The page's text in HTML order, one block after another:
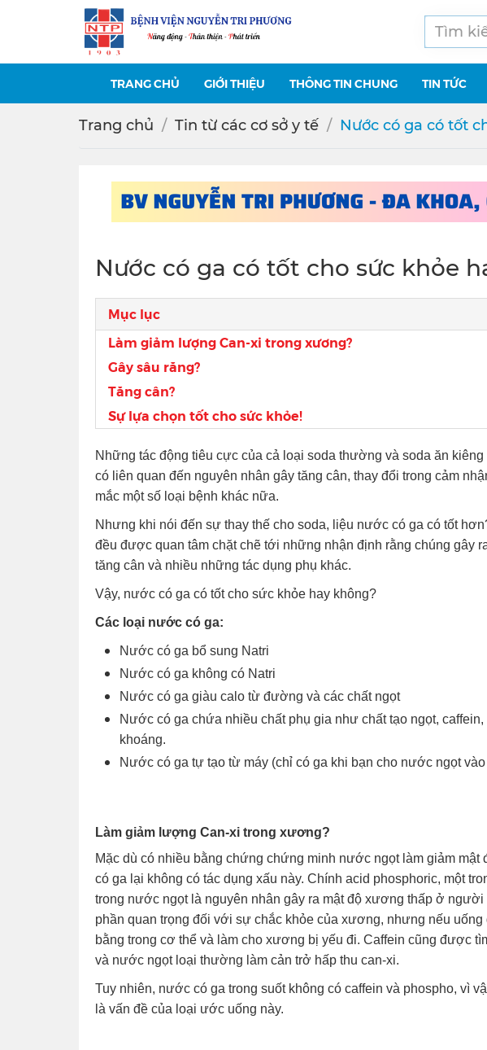
TRANG CHỦ GIỚI THIỆU THÔNG TIN CHUNG TIN TỨC
Trang chủ Tin từ các cơ sở y tế Nước có ga có tốt
Nước có ga có tốt cho sức khỏe
Mục lục
Làm giảm lượng Can-xi trong xương?
Gây sâu răng?
Tăng cân?
Sự lựa chọn tốt cho sức khỏe!
Những tác động tiêu cực của cả loại soda thường và soda ăn
có liên quan đến nguyên nhân gây tăng cân, thay đổi trong cảm
mắc một số loại bệnh khác nữa.
Nhưng khi nói đến sự thay thế cho soda, liệu nước có ga có tốt
đều được quan tâm chặt chẽ tới những nhận định rằng chúng gây
tăng cân và nhiều những tác dụng phụ khác.
Vậy, nước có ga có tốt cho sức khỏe hay không?
Các loại nước có ga:
Nước có ga bổ sung Natri
Nước có ga không có Natri
Nước có ga giàu calo từ đường và các chất ngọt
Nước có ga chứa nhiều chất phụ gia như chất tạo ngọt,
khoáng.
Nước có ga tự tạo từ máy (chỉ có ga khi bạn cho nước ngọt vào
Làm giảm lượng Can-xi trong xương?
Mặc dù có nhiều bằng chứng chứng minh nước ngọt làm giảm
có ga lại không có tác dụng xấu này. Chính acid phosphoric, một
trong nước ngọt là nguyên nhân gây ra mật độ xương thấp ở người
phần quan trọng đối với sự chắc khỏe của xương, nhưng nếu uống
bằng trong cơ thể và làm cho xương bị yếu đi. Caffein cũng được
và nước ngọt loại thường làm cản trở hấp thu can-xi.
Tuy nhiên, nước có ga trong suốt không có caffein và phospho, vì
là vấn đề của loại ước uống này.